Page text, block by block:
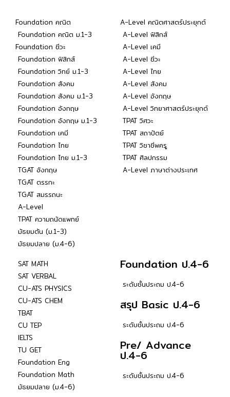
Foundation คณิต
Foundation คณิต ม.1-3
Foundation ชีวะ
Foundation ฟิสิกส์
Foundation วิทย์ ม.1-3
Foundation สังคม
Foundation สังคม ม.1-3
Foundation อังกฤษ
Foundation อังกฤษ ม.1-3
Foundation เคมี
Foundation ไทย
Foundation ไทย ม.1-3
TGAT อังกฤษ
TGAT ตรรกะ
TGAT สมรรถนะ
A-Level
TPAT ความถนัดแพทย์
มัธยมต้น (ม.1-3)
มัธยมปลาย (ม.4-6)
A-Level คณิตศาสตร์ประยุกต์
A-Level ฟิสิกส์
A-Level เคมี
A-Level ชีวะ
A-Level ไทย
A-Level สังคม
A-Level อังกฤษ
A-Level วิทยาศาสตร์ประยุกต์
TPAT วิศวะ
TPAT สถาปัตย์
TPAT วิชาชีพครู
TPAT ศิลปกรรม
A-Level ภาษาต่างประเทศ
SAT MATH
SAT VERBAL
CU-ATS PHYSICS
CU-ATS CHEM
TBAT
CU TEP
IELTS
TU GET
Foundation Eng
Foundation Math
มัธยมปลาย (ม.4-6)
Foundation ป.4-6
ระดับชั้นประถม ป.4-6
สรุป Basic ป.4-6
ระดับชั้นประถม ป.4-6
Pre/ Advance
ป.4-6
ระดับชั้นประถม ป.4-6